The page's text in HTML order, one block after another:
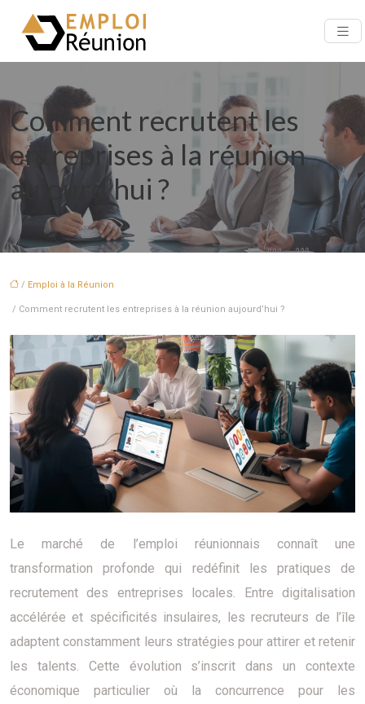
Comment recrutent les
entreprises à la réunion
aujourd’hui ?
/ Emploi à la Réunion
/ Comment recrutent les entreprises à la réunion aujourd’hui ?
Le marché de l’emploi réunionnais connaît une
transformation profonde qui redéfinit les pratiques de
recrutement des entreprises locales. Entre digitalisation
accélérée et spécificités insulaires, les recruteurs de l’île
adaptent constamment leurs stratégies pour attirer et retenir
les talents. Cette évolution s’inscrit dans un contexte
économique particulier où la concurrence pour les